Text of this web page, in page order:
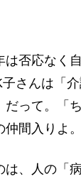
否応なく
さんは「
って。「
間入りよ。
、人の「